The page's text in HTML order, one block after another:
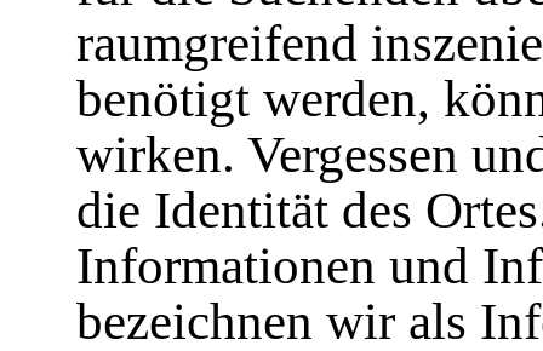
raumgreifend
benötigt werden,
wirken. Vergessen
die Identität des
Informationen und
bezeichnen wir als